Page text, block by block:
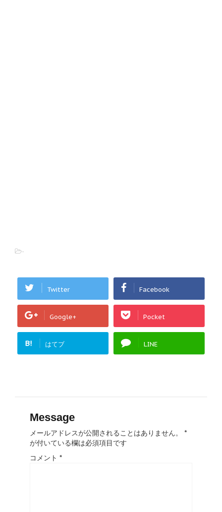
-
Twitter Facebook
Google+ Pocket
B! はてブ LINE
Message
メールアドレスが公開されることはありません。
*
が付いている欄は必須項目です
コメント *